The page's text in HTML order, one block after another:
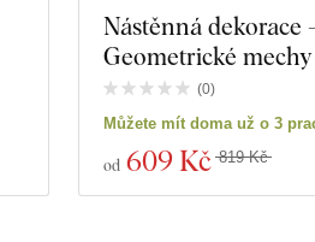
Nástěnná dekorace -
Geometrické mechy
(0)
Můžete mít doma už o 3
od 609 Kč 819 Kč